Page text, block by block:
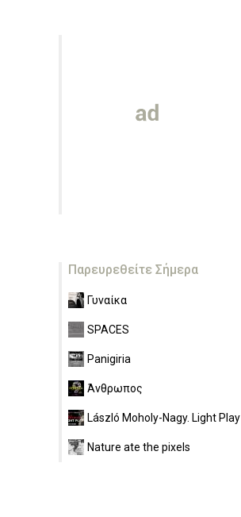
Παρευρεθείτε Σήμερα
Γυναίκα
SPACES
Panigiria
Άνθρωπος
László Moholy-Nagy. Light Play
Nature ate the pixels